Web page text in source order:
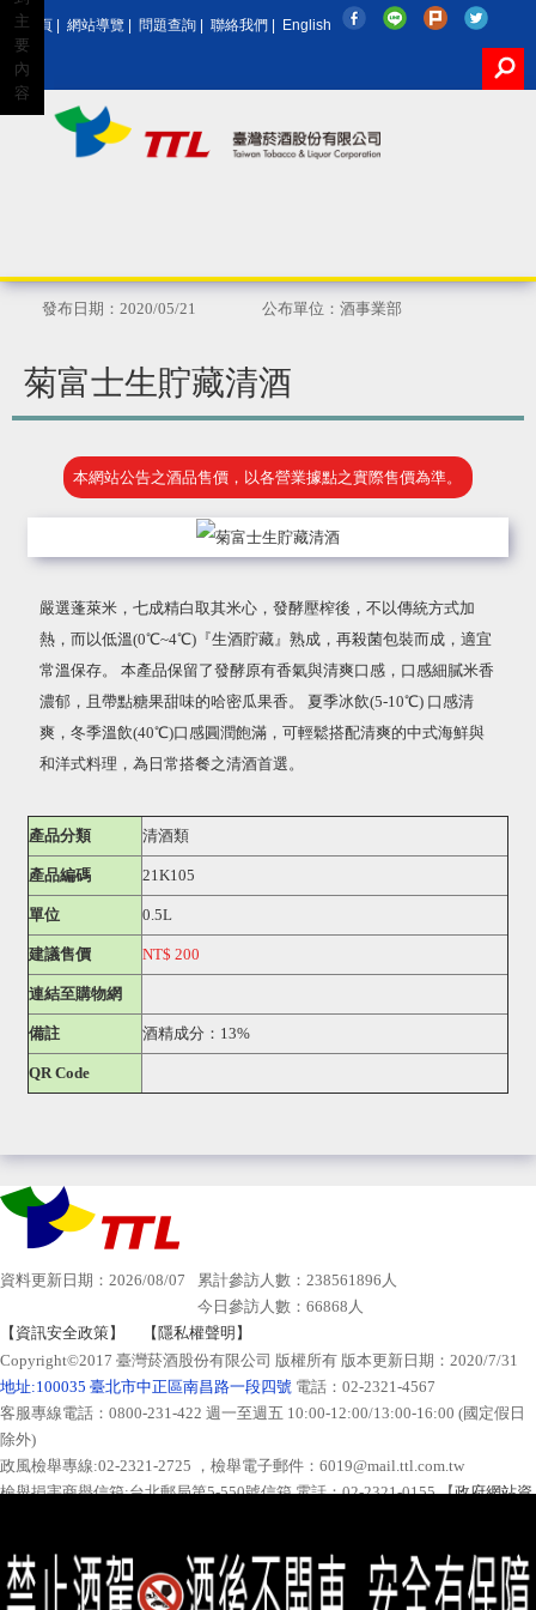
主
要
內
容
回首頁 | 網站導覽 | 問題查詢 | 聯絡我們 | English
發布日期：2020/05/21 公布單位：酒事業部
菊富士生貯藏清酒
本網站公告之酒品售價，以各營業據點之實際售價為準。
嚴選蓬萊米，七成精白取其米心，發酵壓榨後，不以傳統方式加
熱，而以低溫(0℃~4℃)『生酒貯藏』熟成，再殺菌包裝而成，適宜
常溫保存。 本產品保留了發酵原有香氣與清爽口感，口感細膩米香
濃郁，且帶點糖果甜味的哈密瓜果香。 夏季冰飲(5-10℃) 口感清
爽，冬季溫飲(40℃)口感圓潤飽滿，可輕鬆搭配清爽的中式海鮮與
和洋式料理，為日常搭餐之清酒首選。
產品分類 清酒類
產品編碼 21K105
單位 0.5L
建議售價 NT$ 200
連結至購物網
備註 酒精成分：13%
QR Code
資料更新日期：2026/08/07
累計參訪人數：238561896人
今日參訪人數：66868人
【資訊安全政策】
【隱私權聲明】
Copyright©2017 臺灣菸酒股份有限公司 版權所有 版本更新日期：2020/7/31
地址:100035 臺北市中正區南昌路一段四號 電話：02-2321-4567
客服專線電話：0800-231-422 週一至週五 10:00-12:00/13:00-16:00 (國定假日
除外)
政風檢舉專線:02-2321-2725 ，檢舉電子郵件：6019@mail.ttl.com.tw
檢舉損害商譽信箱:台北郵局第5-550號信箱 電話：02-2321-0155 【政府網站資
1024*768 或以上